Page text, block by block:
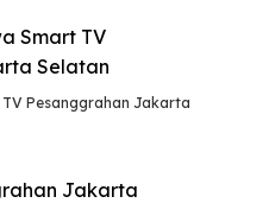
TV Pesanggrahan Jakarta